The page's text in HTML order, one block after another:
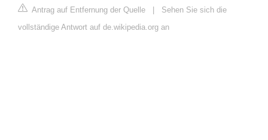
Antrag auf Entfernung der Quelle | Sehen Sie sich die
vollständige Antwort auf de.wikipedia.org an